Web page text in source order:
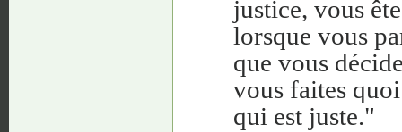
justice, vous
lorsque vous
que vous
vous faites
qui est juste."